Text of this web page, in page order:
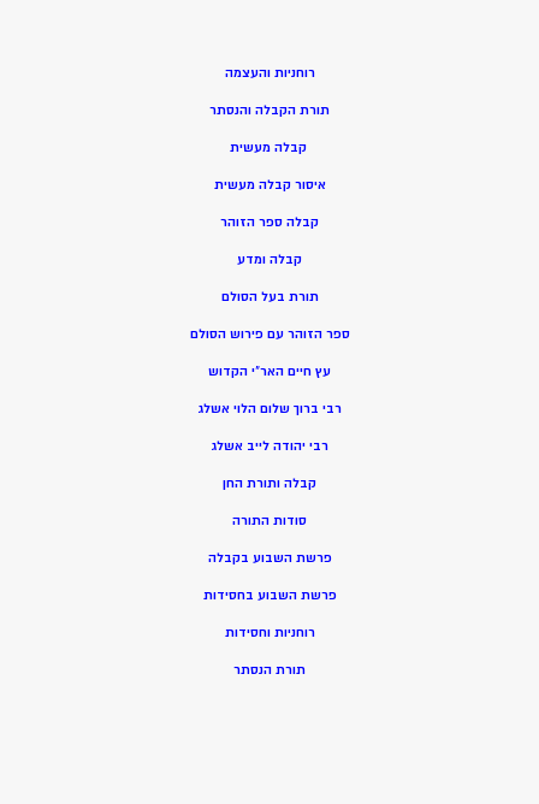
רוחניות והעצמה
תורת הקבלה והנסתר
קבלה מעשית
איסור קבלה מעשית
קבלה ספר הזוהר
קבלה ומדע
תורת בעל הסולם
ספר הזוהר עם פירוש הסולם
עץ חיים האר”י הקדוש
רבי ברוך שלום הלוי אשלג
רבי יהודה לייב אשלג
קבלה ותורת החן
סודות התורה
פרשת השבוע בקבלה
פרשת השבוע בחסידות
רוחניות וחסידות
תורת הנסתר